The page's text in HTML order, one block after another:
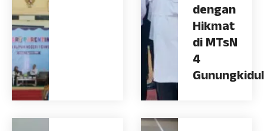
dengan
Hikmat
di MTsN
4
Gunungkidul